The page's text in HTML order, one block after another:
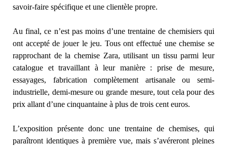
savoir-faire spécifique et une clientèle propre.
Au final, ce n’est pas moins d’une trentaine de chemisiers qui
ont accepté de jouer le jeu. Tous ont effectué une chemise se
rapprochant de la chemise Zara, utilisant un tissu parmi leur
catalogue et travaillant à leur manière : prise de mesure,
essayages, fabrication complètement artisanale ou semi-
industrielle, demi-mesure ou grande mesure, tout cela pour des
prix allant d’une cinquantaine à plus de trois cent euros.
L’exposition présente donc une trentaine de chemises, qui
paraîtront identiques à première vue, mais s’avéreront pleines